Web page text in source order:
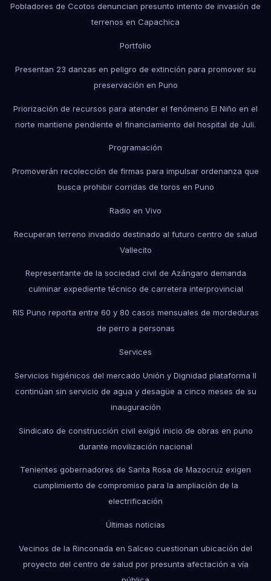
Pobladores de Ccotos denuncian presunto intento de invasión de
terrenos en Capachica
Portfolio
Presentan 23 danzas en peligro de extinción para promover su
preservación en Puno
Priorización de recursos para atender el fenómeno El Niño en el
norte mantiene pendiente el financiamiento del hospital de Juli.
Programación
Promoverán recolección de firmas para impulsar ordenanza que
busca prohibir corridas de toros en Puno
Radio en Vivo
Recuperan terreno invadido destinado al futuro centro de salud
Vallecito
Representante de la sociedad civil de Azángaro demanda
culminar expediente técnico de carretera interprovincial
RIS Puno reporta entre 60 y 80 casos mensuales de mordeduras
de perro a personas
Services
Servicios higiénicos del mercado Unión y Dignidad plataforma II
continúan sin servicio de agua y desagüe a cinco meses de su
inauguración
Sindicato de construcción civil exigió inicio de obras en puno
durante movilización nacional
Tenientes gobernadores de Santa Rosa de Mazocruz exigen
cumplimiento de compromiso para la ampliación de la
electrificación
Últimas noticias
Vecinos de la Rinconada en Salceo cuestionan ubicación del
proyecto del centro de salud por presunta afectación a vía